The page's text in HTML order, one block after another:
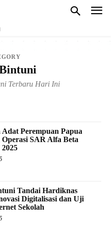
Terbaru Hari Ini
Adat Perempuan Papua
Operasi SAR Alfa Beta
Tandai Hardiknas
Digitalisasi dan Uji
Sekolah